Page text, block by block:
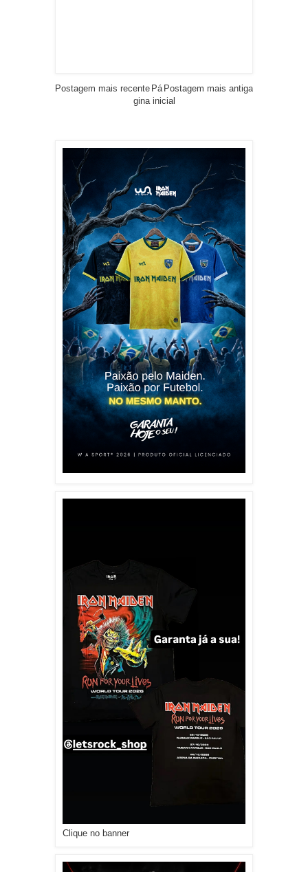
Postagem mais recente Postagem mais antiga
Pá
gina inicial
Clique no banner